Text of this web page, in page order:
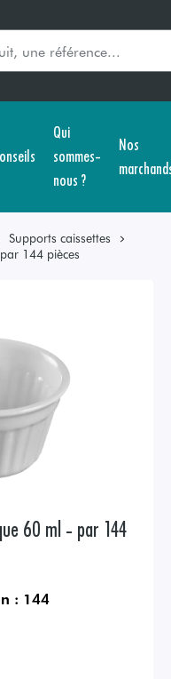
Qui
sommes-
nous ?
Nos
Supports caissettes
144 pièces
60 ml - par 144
: 144